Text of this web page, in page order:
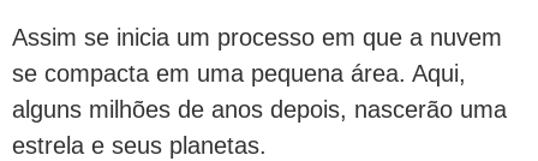
Assim se inicia um processo em que a nuvem
se compacta em uma pequena área. Aqui,
alguns milhões de anos depois, nascerão uma
estrela e seus planetas.